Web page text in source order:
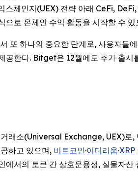
체인지(UEX) 전략 아래 CeFi,
로 온체인 수익 활동을 시작할 수 있
또 하나의 중요한 단계로, 사용자들
한다. Bitget은 12월에도 추가 출
래소(Universal Exchange, UEX)로
하고 있으며, 비트코인·이더리움·XRP
에서의 토큰 간 상호운용성, 실물자